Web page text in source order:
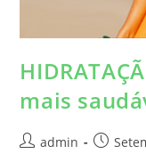
mais
admin